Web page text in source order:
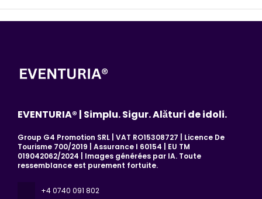
EVENTURIA® | Simplu. Sigur. Alături de idoli.
Group G4 Promotion SRL | VAT RO15308727 | Licence De
Tourisme 700/2019 | Assurance I 60154 | EU TM
019042062/2024 | Images générées par IA. Toute
ressemblance est purement fortuite.
+4 0740 091 802